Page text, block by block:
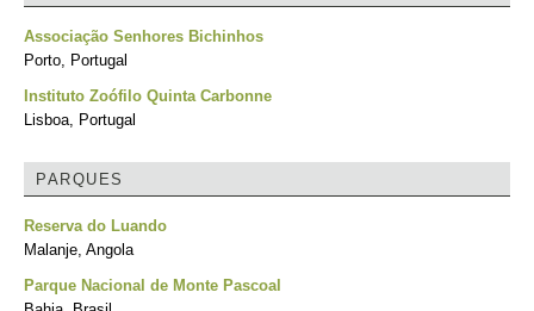
Associação Senhores Bichinhos
Porto, Portugal
Instituto Zoófilo Quinta Carbonne
Lisboa, Portugal
PARQUES
Reserva do Luando
Malanje, Angola
Parque Nacional de Monte Pascoal